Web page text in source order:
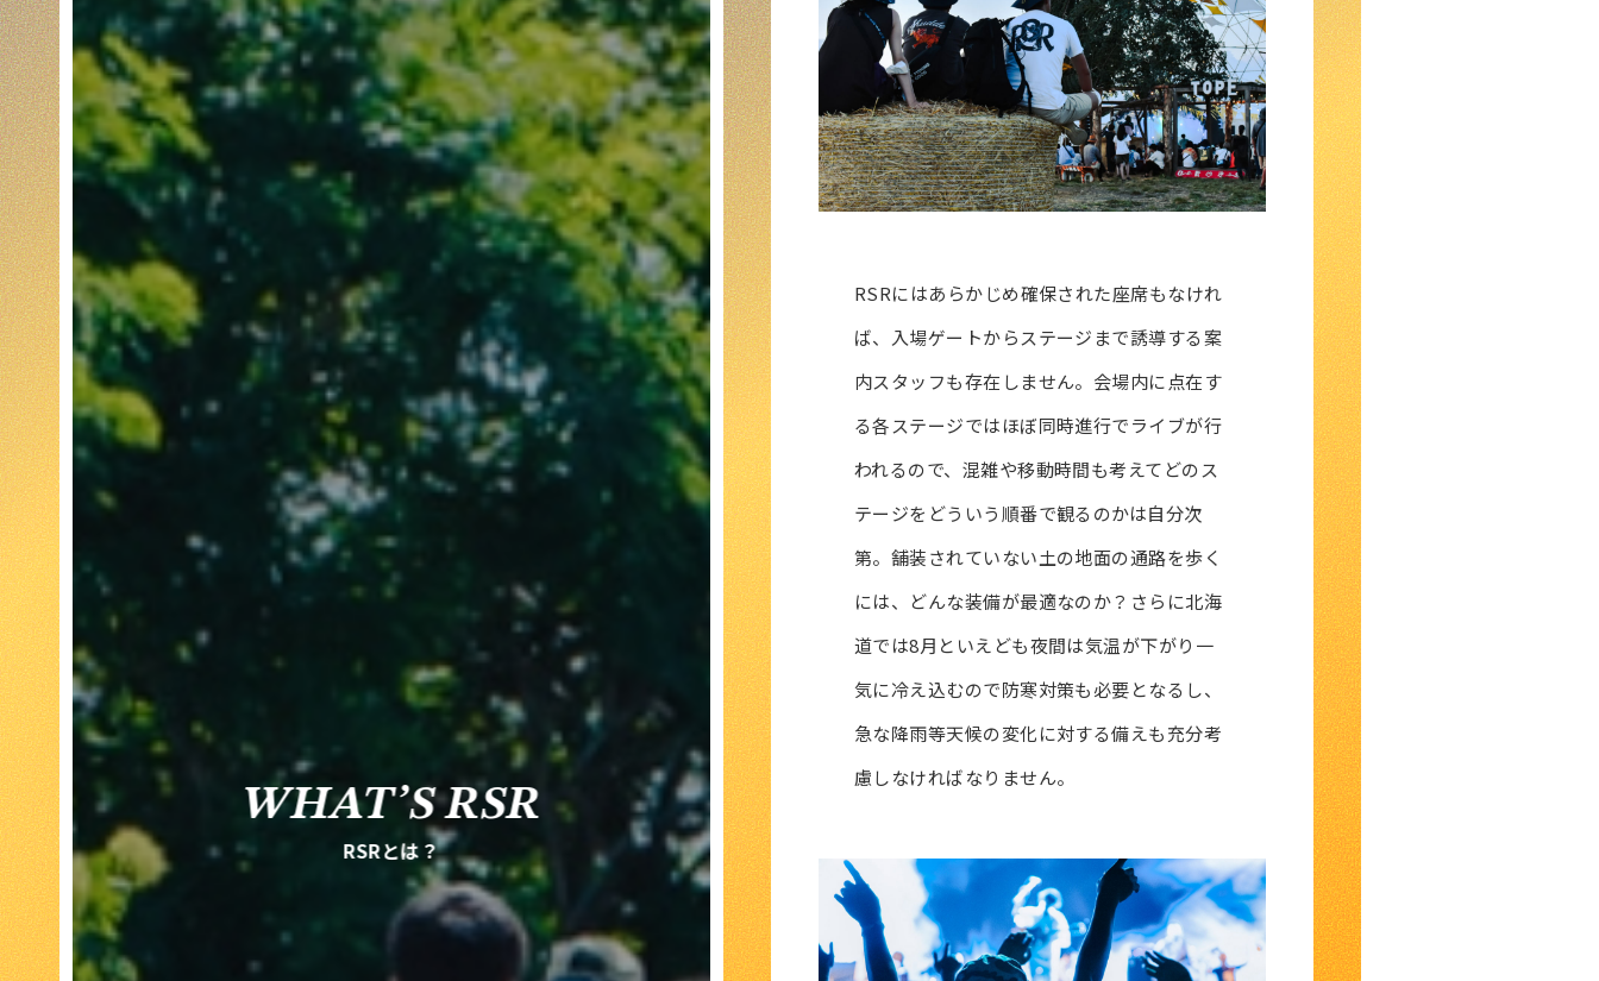
WHAT’S RSR
RSRとは？
RSRにはあらかじめ確保された座席もなけれ
ば、入場ゲートからステージまで誘導する案
内スタッフも存在しません。会場内に点在す
る各ステージではほぼ同時進行でライブが行
われるので、混雑や移動時間も考えてどのス
テージをどういう順番で観るのかは自分次
第。舗装されていない土の地面の通路を歩く
には、どんな装備が最適なのか？さらに北海
道では8月といえども夜間は気温が下がり一
気に冷え込むので防寒対策も必要となるし、
急な降雨等天候の変化に対する備えも充分考
慮しなければなりません。